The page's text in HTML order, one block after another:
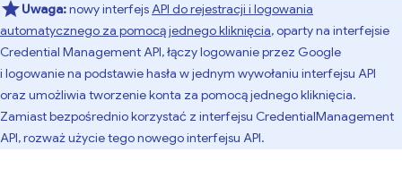
Uwaga:nowy interfejsAPI do rejestracji i logowania
automatycznego za pomocą jednego kliknięcia, oparty na interfejsie
Credential Management API, łączy logowanie przez Google
i logowanie na podstawie hasła w jednym wywołaniu interfejsu API
oraz umożliwia tworzenie konta za pomocą jednego kliknięcia.
Zamiast bezpośrednio korzystać z interfejsu CredentialManagement
API, rozważ użycie tego nowego interfejsu API.